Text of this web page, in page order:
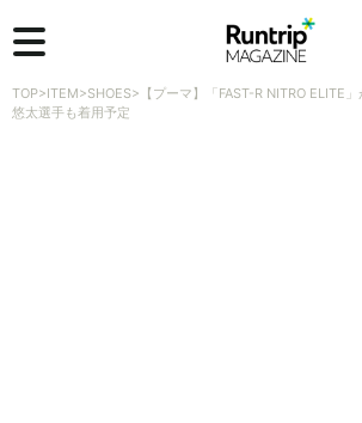
TOP>ITEM>SHOES> 【プーマ】「FAST-R NITRO ELITE
悠太選手も着用予定